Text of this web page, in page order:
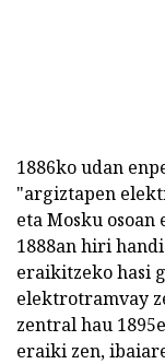
1886ko udan
"argiztapen
eta Mosku
1888an hiri
eraikitzeko hasi
elektrotramvay
zentral hau
eraiki zen,